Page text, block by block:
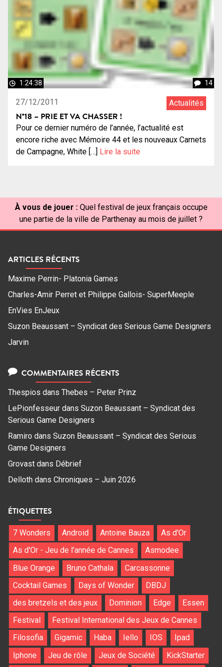
1:24:38 14
27/12/2011 Actualités
N°18 – PRIE ET VA CHASSER !
Pour ce dernier numéro de l’année, l’actualité est
encore riche avec Mémoire 44 et les nouveaux Carnets
de Campagne, White […] Lire la suite
À vous de jouer : Quel festival de jeux français occupe
une partie de la ville de Parthenay au mois de juillet ?
ARTICLES RÉCENTS
Maxime Perrin- Platonia Games
Charles-Amir Perret et Philippe Gallois- SuperMeeple
EnVies EnJeux
Suzon Beaussant – Syndicat des Serious Game Designers
Jarvin
COMMENTAIRES RÉCENTS
Thespios dans Thebes – Peter Prinz
LePionfesseur dans Suzon Beaussant – Syndicat des
Serious Game Designers
Ramiro dans Suzon Beaussant – Syndicat des Serious
Game Designers
Grovast dans Débrief
Delloth dans Chroniques – Juin 2026
ÉTIQUETTES
7 Wonders Android Antoine Bauza
As d'Or
As d'Or - Jeu de l'année de Cannes
Asmodee
Blue Orange
Bruno Cathala
Carcassonne
Cocktail Games
Days of Wonder
DBDJ
des bretzels et des jeux
Dominion Edge
Essen
Festival
Festival International des Jeux de Cannes
Filosofia
Gigamic Haba Iello IOS
Ipad
Iphone
Jeu de rôle Jeux de Société KickStarter